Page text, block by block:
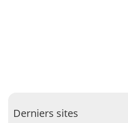
Derniers sites